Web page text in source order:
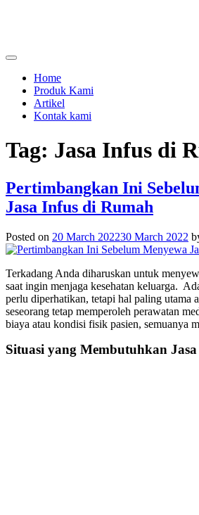
Home
Produk Kami
Artikel
Kontak kami
Tag: Jasa Infus di
Pertimbangkan Ini
Jasa Infus di Rumah
Posted on 20 March 202230 March 2022
Terkadang Anda diharuskan untuk
saat ingin menjaga kesehatan keluarga.
perlu diperhatikan, tetapi hal paling utama
seseorang tetap memperoleh perawatan
biaya atau kondisi fisik pasien, semuanya
Situasi yang Membutuhkan